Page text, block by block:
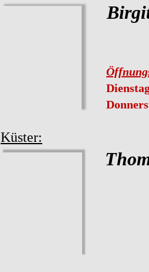
Küster: